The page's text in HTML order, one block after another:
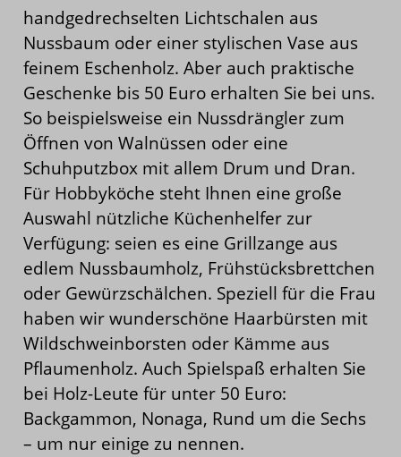
handgedrechselten Lichtschalen aus
Nussbaum oder einer stylischen Vase aus
feinem Eschenholz. Aber auch praktische
Geschenke bis 50 Euro erhalten Sie bei uns.
So beispielsweise ein Nussdrängler zum
Öffnen von Walnüssen oder eine
Schuhputzbox mit allem Drum und Dran.
Für Hobbyköche steht Ihnen eine große
Auswahl nützliche Küchenhelfer zur
Verfügung: seien es eine Grillzange aus
edlem Nussbaumholz, Frühstücksbrettchen
oder Gewürzschälchen. Speziell für die Frau
haben wir wunderschöne Haarbürsten mit
Wildschweinborsten oder Kämme aus
Pflaumenholz. Auch Spielspaß erhalten Sie
bei Holz-Leute für unter 50 Euro:
Backgammon, Nonaga, Rund um die Sechs
– um nur einige zu nennen.